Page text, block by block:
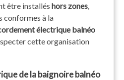
être installés hors zones,
conformes à la
électrique balnéo
cette organisation
de la baignoire balnéo